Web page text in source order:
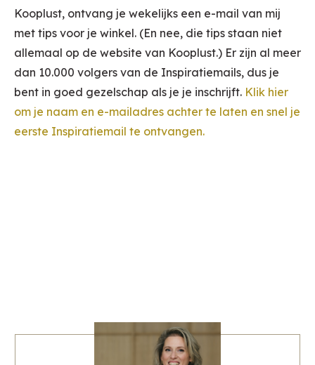
Kooplust, ontvang je wekelijks een e-mail van mij
met tips voor je winkel. (En nee, die tips staan niet
allemaal op de website van Kooplust.) Er zijn al meer
dan 10.000 volgers van de Inspiratiemails, dus je
bent in goed gezelschap als je je inschrijft. Klik hier
om je naam en e-mailadres achter te laten en snel je
eerste Inspiratiemail te ontvangen.